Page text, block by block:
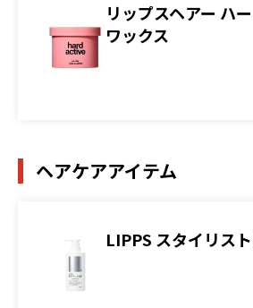
リップスヘアー ハ
ワックス
ヘアケアアイテム
LIPPS スタイリス